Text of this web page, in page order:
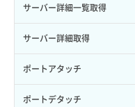
サーバー詳細一覧取得
サーバー詳細取得
ポートアタッチ
ポートデタッチ